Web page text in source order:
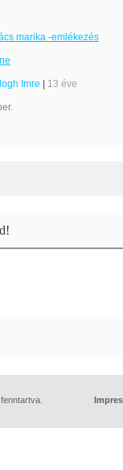
marika -emlékezés
Imre 13 éve